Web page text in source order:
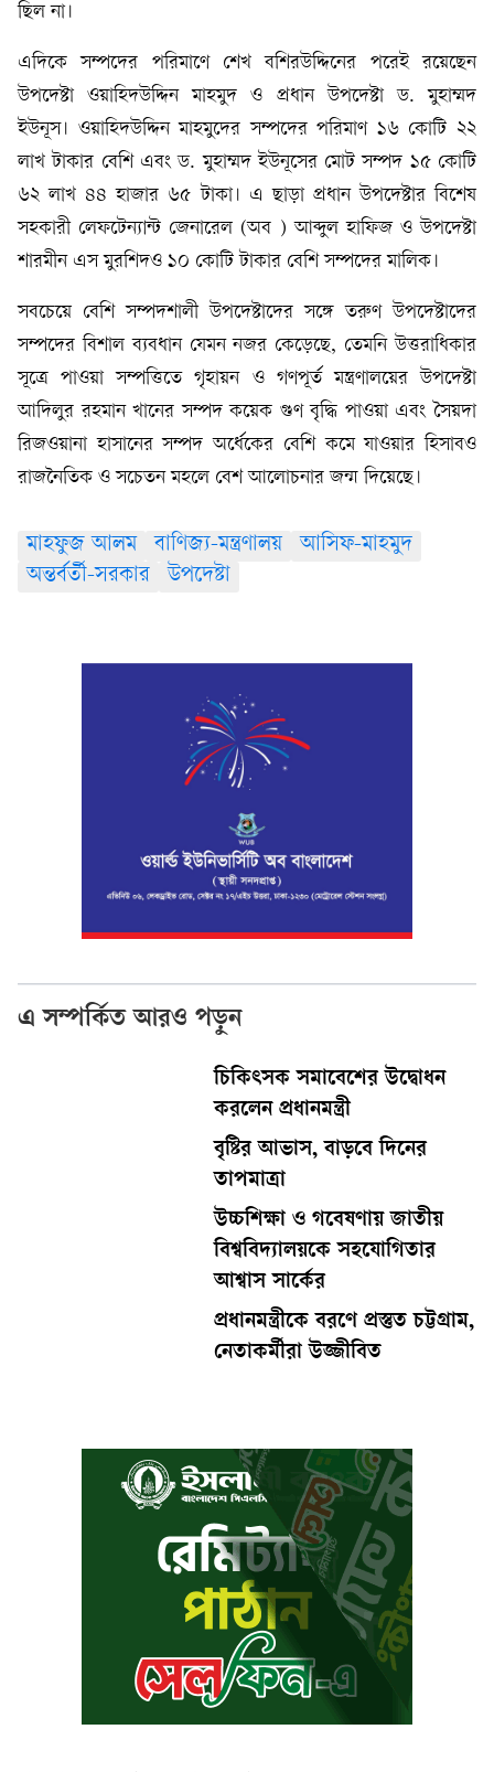
ছিল না।
এদিকে সম্পদের পরিমাণে শেখ বশিরউদ্দিনের পরেই রয়েছেন
উপদেষ্টা ওয়াহিদউদ্দিন মাহমুদ ও প্রধান উপদেষ্টা ড. মুহাম্মদ
ইউনূস। ওয়াহিদউদ্দিন মাহমুদের সম্পদের পরিমাণ ১৬ কোটি ২২
লাখ টাকার বেশি এবং ড. মুহাম্মদ ইউনূসের মোট সম্পদ ১৫ কোটি
৬২ লাখ ৪৪ হাজার ৬৫ টাকা। এ ছাড়া প্রধান উপদেষ্টার বিশেষ
সহকারী লেফটেন্যান্ট জেনারেল (অব ) আব্দুল হাফিজ ও উপদেষ্টা
শারমীন এস মুরশিদও ১০ কোটি টাকার বেশি সম্পদের মালিক।
সবচেয়ে বেশি সম্পদশালী উপদেষ্টাদের সঙ্গে তরুণ উপদেষ্টাদের
সম্পদের বিশাল ব্যবধান যেমন নজর কেড়েছে, তেমনি উত্তরাধিকার
সূত্রে পাওয়া সম্পত্তিতে গৃহায়ন ও গণপূর্ত মন্ত্রণালয়ের উপদেষ্টা
আদিলুর রহমান খানের সম্পদ কয়েক গুণ বৃদ্ধি পাওয়া এবং সৈয়দা
রিজওয়ানা হাসানের সম্পদ অর্ধেকের বেশি কমে যাওয়ার হিসাবও
রাজনৈতিক ও সচেতন মহলে বেশ আলোচনার জন্ম দিয়েছে।
মাহফুজ আলম বাণিজ্য-মন্ত্রণালয়
আসিফ-মাহমুদ
অন্তর্বর্তী-সরকার
উপদেষ্টা
এ সম্পর্কিত আরও পড়ুন
চিকিৎসক সমাবেশের উদ্বোধন
করলেন প্রধানমন্ত্রী
বৃষ্টির আভাস, বাড়বে দিনের
তাপমাত্রা
উচ্চশিক্ষা ও গবেষণায় জাতীয়
বিশ্ববিদ্যালয়কে সহযোগিতার
আশ্বাস সার্কের
প্রধানমন্ত্রীকে বরণে প্রস্তুত চট্টগ্রাম,
নেতাকর্মীরা উজ্জীবিত